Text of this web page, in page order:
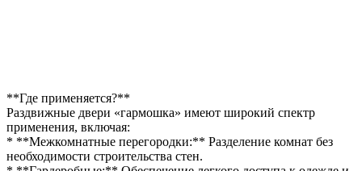
**Где применяется?**
Раздвижные двери «гармошка» имеют широкий спектр
применения, включая:
* **Межкомнатные перегородки:** Разделение комнат без
необходимости строительства стен.